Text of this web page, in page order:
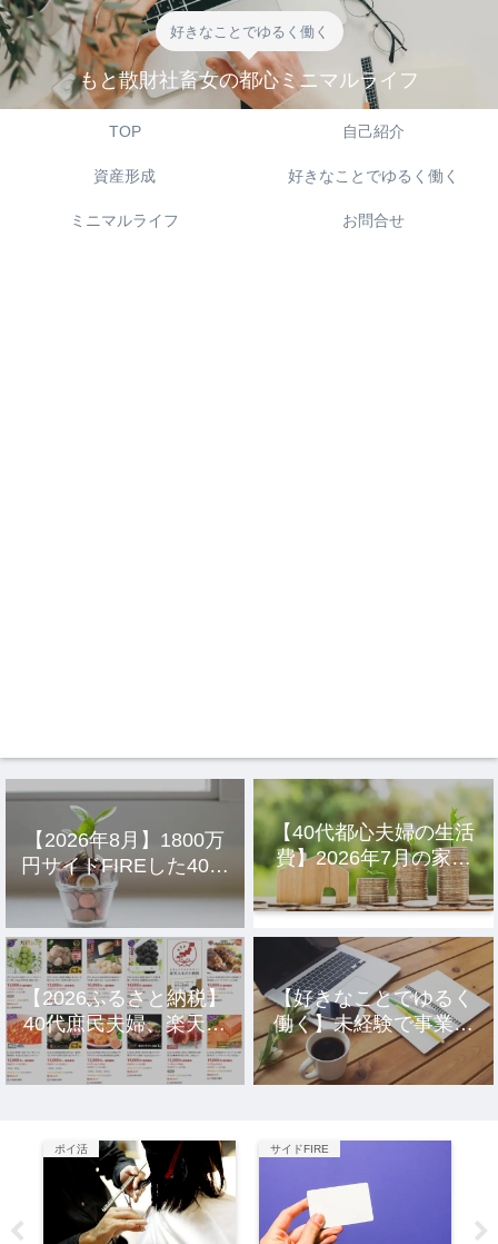
好きなことでゆるく働く
もと散財社畜女の都心ミニマルライフ
TOP 自己紹介
資産形成 好きなことでゆるく働く
ミニマルライフ お問合せ
【2026年8月】1800万
円サイドFIREした40代
主婦の投資結果公開
【40代都心夫婦の生活
費】2026年7月の家計
簿公開
【2026ふるさと納税】
40代庶民夫婦、楽天市
場のおすすめ返礼品10
選。
【好きなことでゆるく
働く】未経験で事業を
立ち上げ10年、元社畜
アラサー女の話。
ポイ活 サイドFIRE